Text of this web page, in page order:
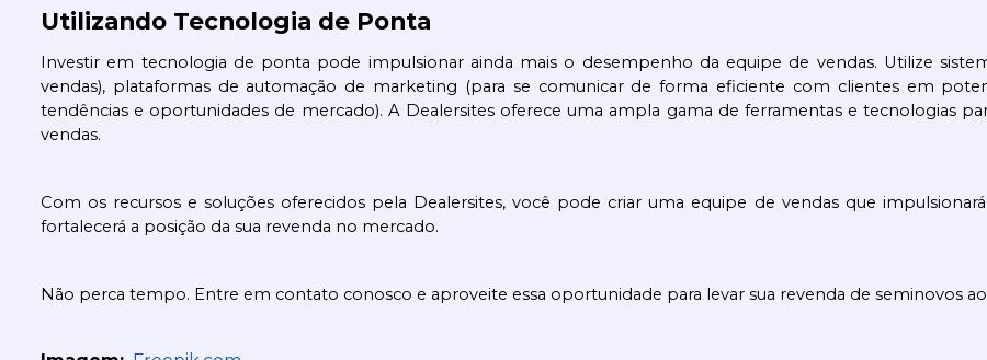
Utilizando Tecnologia de Ponta
Investir em tecnologia de ponta pode impulsionar ainda mais o desempenho da equipe de vendas. Utilize
vendas), plataformas de automação de marketing (para se comunicar de forma eficiente com clientes em
tendências e oportunidades de mercado). A Dealersites oferece uma ampla gama de ferramentas e tecnologias
vendas.
Com os recursos e soluções oferecidos pela Dealersites, você pode criar uma equipe de vendas que
fortalecerá a posição da sua revenda no mercado.
Não perca tempo. Entre em contato conosco e aproveite essa oportunidade para levar sua revenda de seminovos